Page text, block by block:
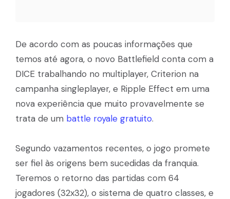
De acordo com as poucas informações que
temos até agora, o novo Battlefield conta com a
DICE trabalhando no multiplayer, Criterion na
campanha singleplayer, e Ripple Effect em uma
nova experiência que muito provavelmente se
trata de um battle royale gratuito.
Segundo vazamentos recentes, o jogo promete
ser fiel às origens bem sucedidas da franquia.
Teremos o retorno das partidas com 64
jogadores (32x32), o sistema de quatro classes, e